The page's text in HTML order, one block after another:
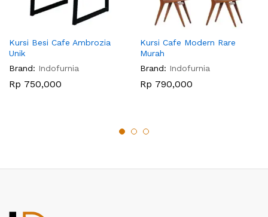
Kursi Besi Cafe Ambrozia
Unik
Brand: Indofurnia
Rp 750,000
Kursi Cafe Modern Rare
Murah
Brand: Indofurnia
Rp 790,000